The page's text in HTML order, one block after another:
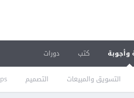
وأجوبة
التسويق والمبيعات التصميم
كتب دورات